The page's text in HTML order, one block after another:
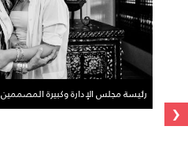
رئيسة مجلس الإدارة وكبيرة المصممين ‹